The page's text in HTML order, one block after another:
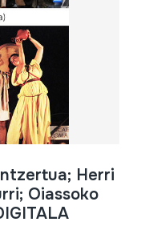
Herri
Oiassoko